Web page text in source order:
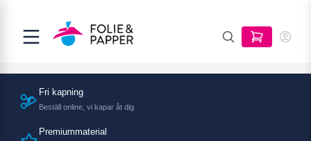
Fri kapning
Beställ online, vi kapar åt dig
Premiummaterial